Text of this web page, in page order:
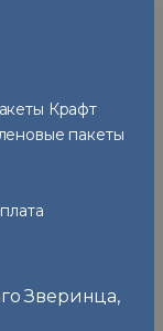
Крафт
пакеты
Зверинца,